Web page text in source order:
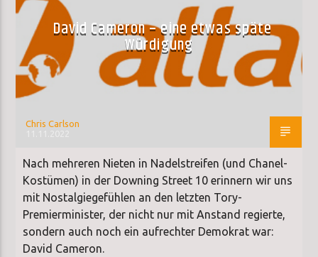
David Cameron – eine etwas späte
Würdigung
Chris Carlson
Nach mehreren Nieten in Nadelstreifen (und Chanel-
Kostümen) in der Downing Street 10 erinnern wir uns
mit Nostalgiegefühlen an den letzten Tory-
Premierminister, der nicht nur mit Anstand regierte,
sondern auch noch ein aufrechter Demokrat war:
David Cameron.